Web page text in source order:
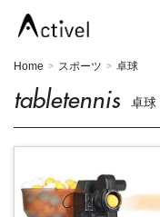
Home > スポーツ > 卓球
tabletennis 卓球